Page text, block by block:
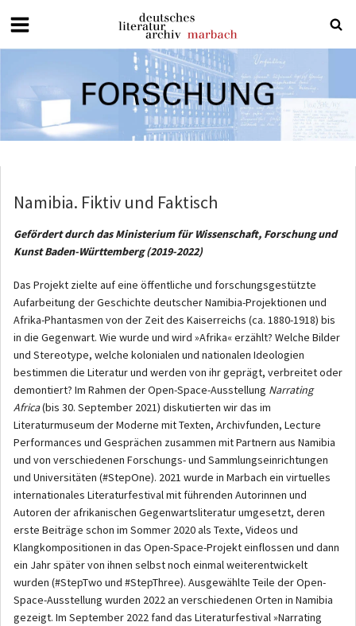
Deutsches
Literaturarchiv
Marbach
Namibia. Fiktiv und Faktisch
Gefördert durch das Ministerium für Wissenschaft, Forschung und
Kunst Baden-Württemberg (2019-2022)
Das Projekt zielte auf eine öffentliche und forschungsgestützte
Aufarbeitung der Geschichte deutscher Namibia-Projektionen und
Afrika-Phantasmen von der Zeit des Kaiserreichs (ca. 1880-1918) bis
in die Gegenwart. Wie wurde und wird »Afrika« erzählt? Welche Bilder
und Stereotype, welche kolonialen und nationalen Ideologien
bestimmen die Literatur und werden von ihr geprägt, verbreitet oder
demontiert? Im Rahmen der Open-Space-Ausstellung Narrating
Africa(bis 30. September 2021) diskutierten wir das im
Literaturmuseum der Moderne mit Texten, Archivfunden, Lecture
Performances und Gesprächen zusammen mit Partnern aus Namibia
und von verschiedenen Forschungs- und Sammlungseinrichtungen
und Universitäten (#StepOne). 2021 wurde in Marbach ein virtuelles
internationales Literaturfestival mit führenden Autorinnen und
Autoren der afrikanischen Gegenwartsliteratur umgesetzt, deren
erste Beiträge schon im Sommer 2020 als Texte, Videos und
Klangkompositionen in das Open-Space-Projekt einflossen und dann
ein Jahr später von ihnen selbst noch einmal weiterentwickelt
wurden (#StepTwo und #StepThree). Ausgewählte Teile der Open-
Space-Ausstellung wurden 2022 an verschiedenen Orten in Namibia
gezeigt. Im September 2022 fand das Literaturfestival »Narrating